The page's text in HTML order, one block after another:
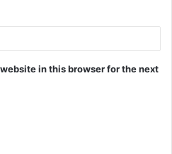
in this browser for the next